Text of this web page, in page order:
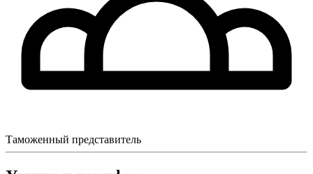
Таможенный представитель